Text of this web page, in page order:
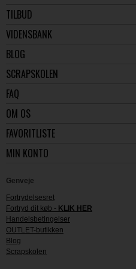
TILBUD
VIDENSBANK
BLOG
SCRAPSKOLEN
FAQ
OM OS
FAVORITLISTE
MIN KONTO
Genveje
Fortrydelsesret
Fortryd dit køb - KLIK HER
Handelsbetingelser
OUTLET-butikken
Blog
Scrapskolen